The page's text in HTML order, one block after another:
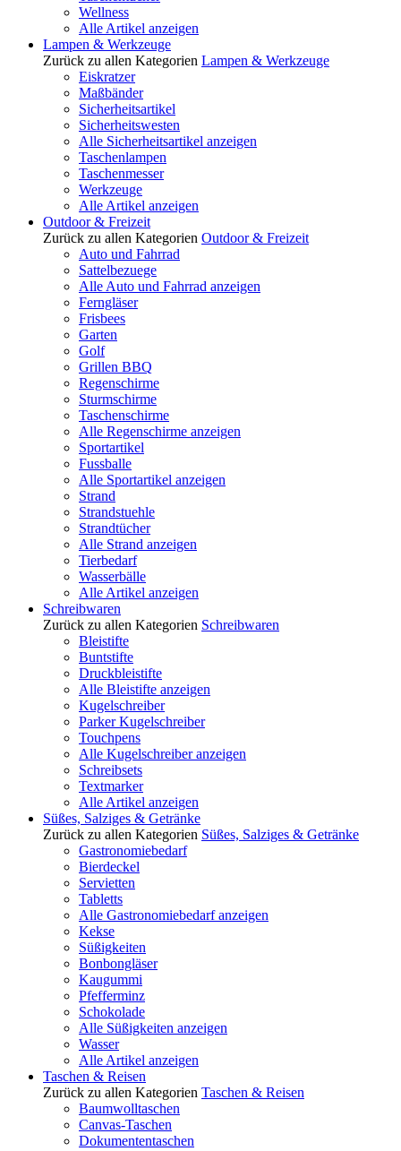
Wellness
Alle Artikel anzeigen
Lampen & Werkzeuge
Zurück zu allen Kategorien Lampen & Werkzeuge
Eiskratzer
Maßbänder
Sicherheitsartikel
Sicherheitswesten
Alle Sicherheitsartikel anzeigen
Taschenlampen
Taschenmesser
Werkzeuge
Alle Artikel anzeigen
Outdoor & Freizeit
Zurück zu allen Kategorien Outdoor & Freizeit
Auto und Fahrrad
Sattelbezuege
Alle Auto und Fahrrad anzeigen
Ferngläser
Frisbees
Garten
Golf
Grillen BBQ
Regenschirme
Sturmschirme
Taschenschirme
Alle Regenschirme anzeigen
Sportartikel
Fussballe
Alle Sportartikel anzeigen
Strand
Strandstuehle
Strandtücher
Alle Strand anzeigen
Tierbedarf
Wasserbälle
Alle Artikel anzeigen
Schreibwaren
Zurück zu allen Kategorien Schreibwaren
Bleistifte
Buntstifte
Druckbleistifte
Alle Bleistifte anzeigen
Kugelschreiber
Parker Kugelschreiber
Touchpens
Alle Kugelschreiber anzeigen
Schreibsets
Textmarker
Alle Artikel anzeigen
Süßes, Salziges & Getränke
Zurück zu allen Kategorien Süßes, Salziges & Getränke
Gastronomiebedarf
Bierdeckel
Servietten
Tabletts
Alle Gastronomiebedarf anzeigen
Kekse
Süßigkeiten
Bonbongläser
Kaugummi
Pfefferminz
Schokolade
Alle Süßigkeiten anzeigen
Wasser
Alle Artikel anzeigen
Taschen & Reisen
Zurück zu allen Kategorien Taschen & Reisen
Baumwolltaschen
Canvas-Taschen
Dokumententaschen